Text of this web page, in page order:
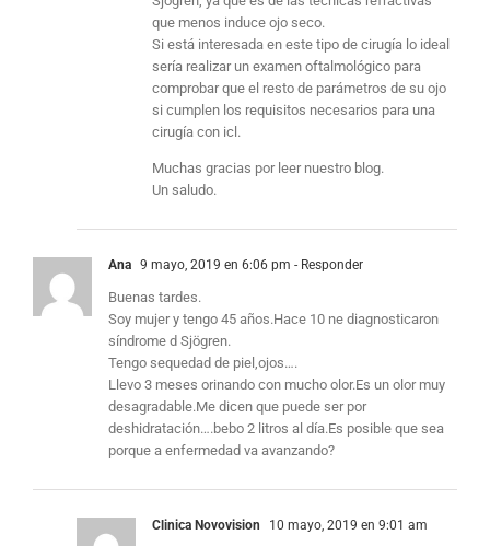
que menos induce ojo seco.
Si está interesada en este tipo de cirugía lo ideal
sería realizar un examen oftalmológico para
comprobar que el resto de parámetros de su ojo
si cumplen los requisitos necesarios para una
cirugía con icl.
Muchas gracias por leer nuestro blog.
Un saludo.
Ana 9 mayo, 2019 en 6:06 pm - Responder
Buenas tardes.
Soy mujer y tengo 45 años.Hace 10 ne diagnosticaron
síndrome d Sjögren.
Tengo sequedad de piel,ojos….
Llevo 3 meses orinando con mucho olor.Es un olor muy
desagradable.Me dicen que puede ser por
deshidratación….bebo 2 litros al día.Es posible que sea
porque a enfermedad va avanzando?
Clinica Novovision 10 mayo, 2019 en 9:01 am